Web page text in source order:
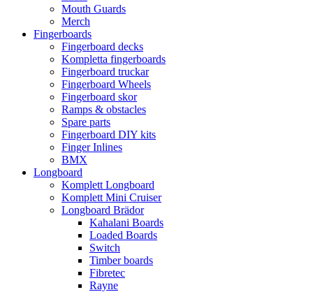
Mouth Guards
Merch
Fingerboards
Fingerboard decks
Kompletta fingerboards
Fingerboard truckar
Fingerboard Wheels
Fingerboard skor
Ramps & obstacles
Spare parts
Fingerboard DIY kits
Finger Inlines
BMX
Longboard
Komplett Longboard
Komplett Mini Cruiser
Longboard Brädor
Kahalani Boards
Loaded Boards
Switch
Timber boards
Fibretec
Rayne